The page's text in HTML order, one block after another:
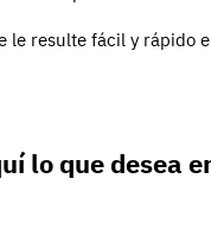
le resulte fácil y rápido
lo que desea